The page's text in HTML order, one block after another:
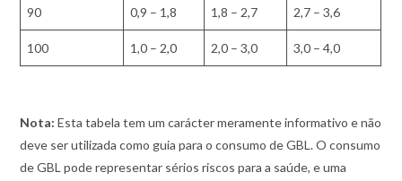
90 0,9 – 1,8 1,8 – 2,7 2,7 – 3,6
100 1,0 – 2,0 2,0 – 3,0 3,0 – 4,0
Nota: Esta tabela tem um carácter meramente informativo e não
deve ser utilizada como guia para o consumo de GBL. O consumo
de GBL pode representar sérios riscos para a saúde, e uma